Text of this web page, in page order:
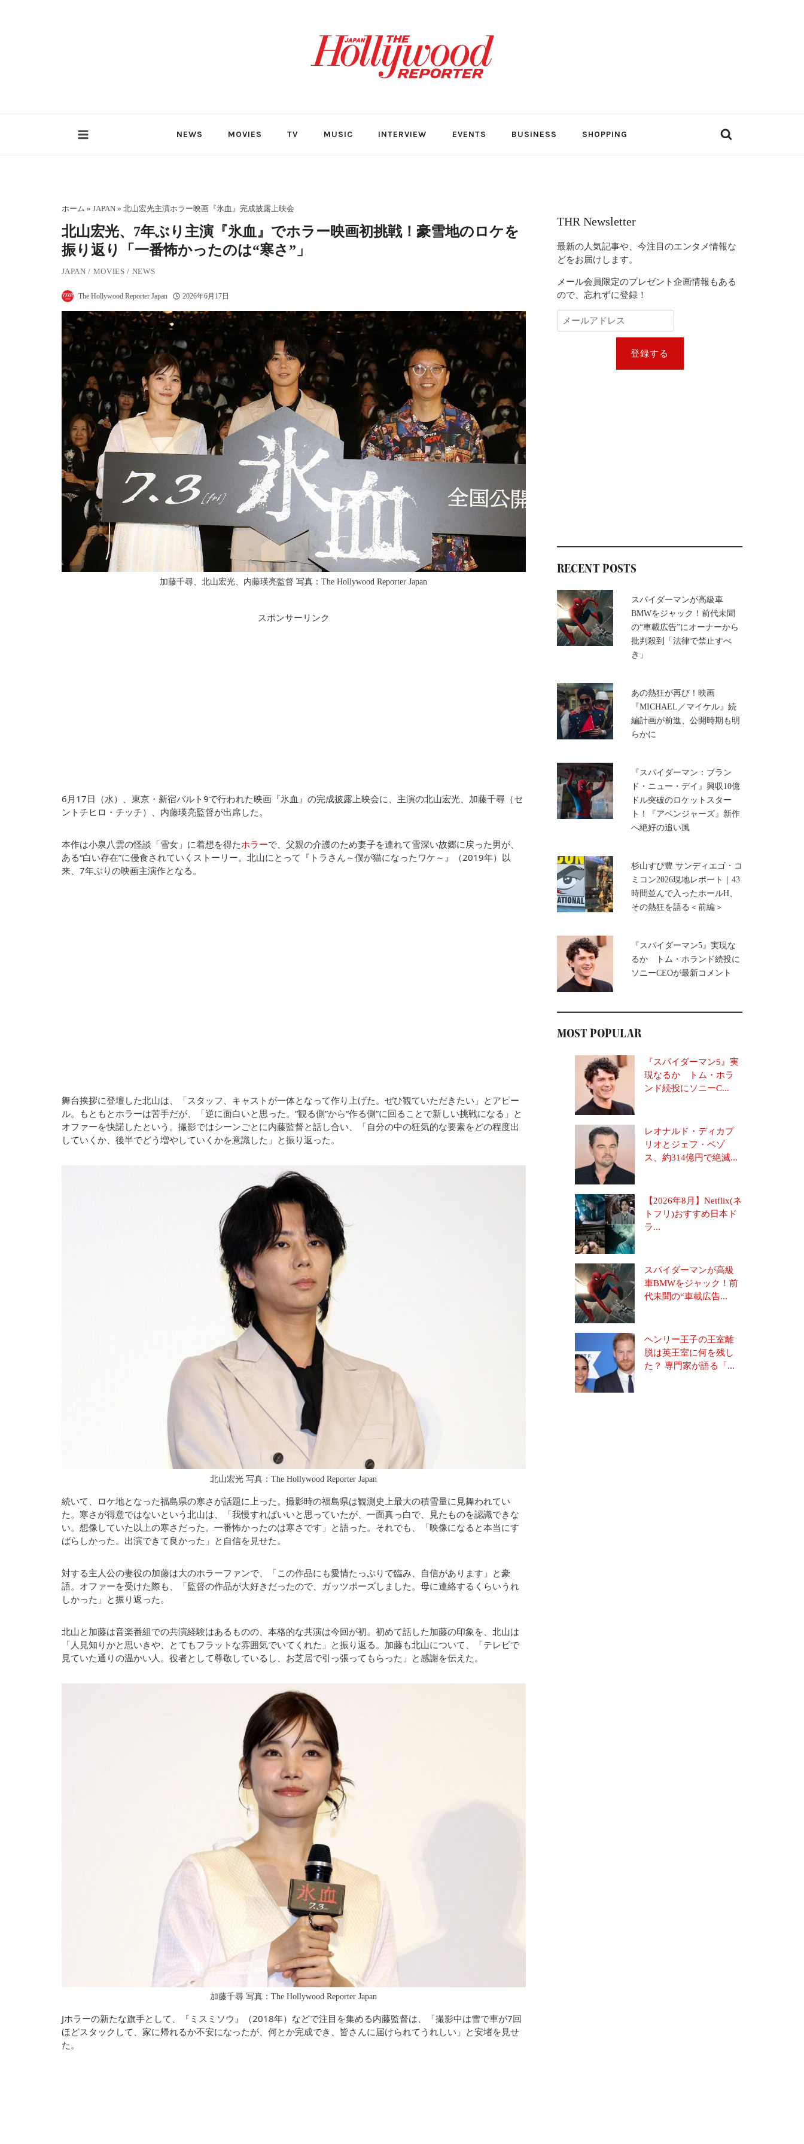
NEWS MOVIES TV MUSIC INTERVIEW EVENTS BUSINESS SHOPPING
ホーム » JAPAN» 北山宏光主演ホラー映画『氷血』完成披露上映会
北山宏光、7年ぶり主演『氷血』でホラー映画初挑戦！豪雪地のロケを
振り返り「一番怖かったのは“寒さ”」
JAPAN / MOVIES / NEWS
The Hollywood Reporter Japan 2026年6月17日
加藤千尋、北山宏光、内藤瑛亮監督 写真：The Hollywood Reporter Japan
スポンサーリンク
6月17日（水）、東京・新宿バルト9で行われた映画『氷血』の完成披露上映会に、主演の北山宏光、加藤千尋（セ
ントチヒロ・チッチ）、内藤瑛亮監督が出席した。
本作は小泉八雲の怪談「雪女」に着想を得たホラーで、父親の介護のため妻子を連れて雪深い故郷に戻った男が、
ある“白い存在”に侵食されていくストーリー。北山にとって『トラさん～僕が猫になったワケ～』（2019年）以
来、7年ぶりの映画主演作となる。
舞台挨拶に登壇した北山は、「スタッフ、キャストが一体となって作り上げた。ぜひ観ていただきたい」とアピー
ル。もともとホラーは苦手だが、「逆に面白いと思った。“観る側”から“作る側”に回ることで新しい挑戦になる」と
オファーを快諾したという。撮影ではシーンごとに内藤監督と話し合い、「自分の中の狂気的な要素をどの程度出
していくか、後半でどう増やしていくかを意識した」と振り返った。
北山宏光 写真：The Hollywood Reporter Japan
続いて、ロケ地となった福島県の寒さが話題に上った。撮影時の福島県は観測史上最大の積雪量に見舞われてい
た。寒さが得意ではないという北山は、「我慢すればいいと思っていたが、一面真っ白で、見たものを認識できな
い。想像していた以上の寒さだった。一番怖かったのは寒さです」と語った。それでも、「映像になると本当にす
ばらしかった。出演できて良かった」と自信を見せた。
対する主人公の妻役の加藤は大のホラーファンで、「この作品にも愛情たっぷりで臨み、自信があります」と豪
語。オファーを受けた際も、「監督の作品が大好きだったので、ガッツポーズしました。母に連絡するくらいうれ
しかった」と振り返った。
北山と加藤は音楽番組での共演経験はあるものの、本格的な共演は今回が初。初めて話した加藤の印象を、北山は
「人見知りかと思いきや、とてもフラットな雰囲気でいてくれた」と振り返る。加藤も北山について、「テレビで
見ていた通りの温かい人。役者として尊敬しているし、お芝居で引っ張ってもらった」と感謝を伝えた。
加藤千尋 写真：The Hollywood Reporter Japan
Jホラーの新たな旗手として、『ミスミソウ』（2018年）などで注目を集める内藤監督は、「撮影中は雪で車が7回
ほどスタックして、家に帰れるか不安になったが、何とか完成でき、皆さんに届けられてうれしい」と安堵を見せ
た。
THR Newsletter
最新の人気記事や、今注目のエンタメ情報な
どをお届けします。
メール会員限定のプレゼント企画情報もある
ので、忘れずに登録！
登録する
RECENT POSTS
スパイダーマンが高級車
BMWをジャック！前代未聞
の“車載広告”にオーナーから
批判殺到「法律で禁止すべ
き」
あの熱狂が再び！映画
『MICHAEL／マイケル』続
編計画が前進、公開時期も明
らかに
『スパイダーマン：ブラン
ド・ニュー・デイ』興収10億
ドル突破のロケットスター
ト！『アベンジャーズ』新作
へ絶好の追い風
杉山すぴ豊 サンディエゴ・コ
ミコン2026現地レポート｜43
時間並んで入ったホールH、
その熱狂を語る＜前編＞
『スパイダーマン5』実現な
るか トム・ホランド続投に
ソニーCEOが最新コメント
MOST POPULAR
『スパイダーマン5』実
現なるか トム・ホラ
ンド続投にソニーC...
レオナルド・ディカプ
リオとジェフ・ベゾ
ス、約314億円で絶滅...
【2026年8月】Netflix(ネ
トフリ)おすすめ日本ド
ラ...
スパイダーマンが高級
車BMWをジャック！前
代未聞の“車載広告...
ヘンリー王子の王室離
脱は英王室に何を残し
た？ 専門家が語る「...